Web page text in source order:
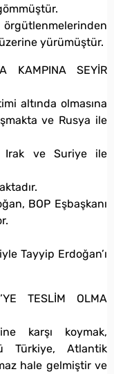
yürümüştür.
KAMPINA SEYİR
altında olmasına
ve Rusya ile
Irak ve Suriye ile
BOP Eşbaşkanı
Tayyip Erdoğan’ı
TESLİM OLMA
karşı koymak,
Türkiye, Atlantik
hale gelmiştir ve